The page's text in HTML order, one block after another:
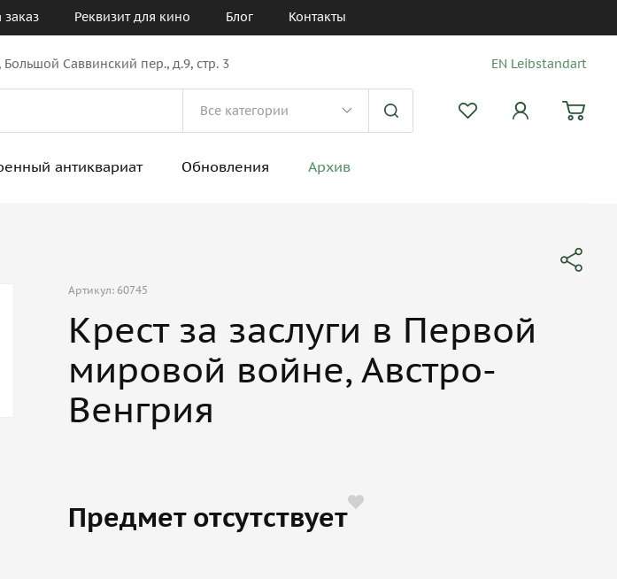
Реквизит для кино Блог Контакты
Большой Саввинский пер., д.9, стр. 3 EN Leibstandart
антиквариат Обновления Архив
Артикул: 60745
Крест за заслуги в Первой
мировой войне, Австро-
Венгрия
Предмет отсутствует